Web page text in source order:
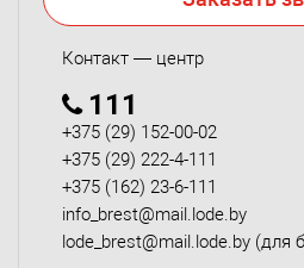
Контакт — центр
111
+375 (29) 152-00-02
+375 (29) 222-4-111
+375 (162) 23-6-111
info_brest@mail.lode.by
lode_brest@mail.lode.by (для